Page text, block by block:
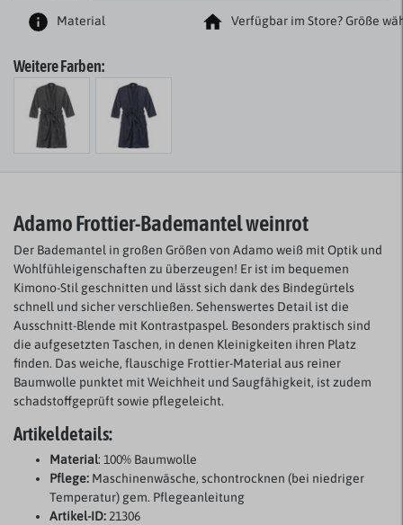
Material Verfügbar im Store? Größe
Weitere Farben:
Adamo Frottier-Bademantel weinrot
Der Bademantel in großen Größen von Adamo weiß mit Optik und
Wohlfühleigenschaften zu überzeugen! Er ist im bequemen
Kimono-Stil geschnitten und lässt sich dank des Bindegürtels
schnell und sicher verschließen. Sehenswertes Detail ist die
Ausschnitt-Blende mit Kontrastpaspel. Besonders praktisch sind
die aufgesetzten Taschen, in denen Kleinigkeiten ihren Platz
finden. Das weiche, flauschige Frottier-Material aus reiner
Baumwolle punktet mit Weichheit und Saugfähigkeit, ist zudem
schadstoffgeprüft sowie pflegeleicht.
Artikeldetails:
Material: 100% Baumwolle
Pflege: Maschinenwäsche, schontrocknen (bei niedriger
Temperatur) gem. Pflegeanleitung
Artikel-ID:21306